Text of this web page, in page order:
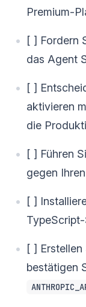
Premium-
[ ] Fordern
das Agent
[ ]
aktivieren
die
[ ] Führen
gegen
[ ]
[ ] Erstellen
bestätigen